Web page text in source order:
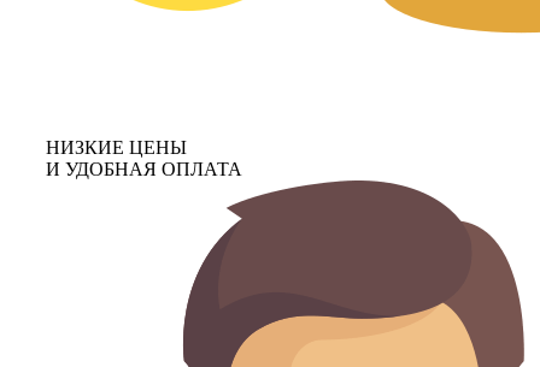
НИЗКИЕ ЦЕНЫ
И УДОБНАЯ ОПЛАТА